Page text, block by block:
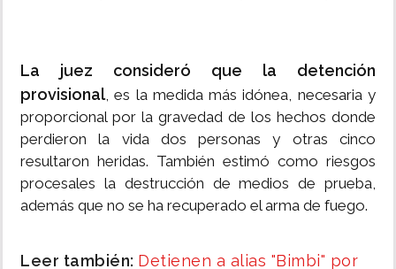
La juez consideró que la detención
provisional, es la medida más idónea, necesaria y
proporcional por la gravedad de los hechos donde
perdieron la vida dos personas y otras cinco
resultaron heridas. También estimó como riesgos
procesales la destrucción de medios de prueba,
además que no se ha recuperado el arma de fuego.
Leer también: Detienen a alias "Bimbi" por